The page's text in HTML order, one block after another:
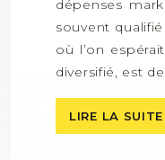
dépenses
souvent
où l’on
diversifié, est
LIRE LA SUITE